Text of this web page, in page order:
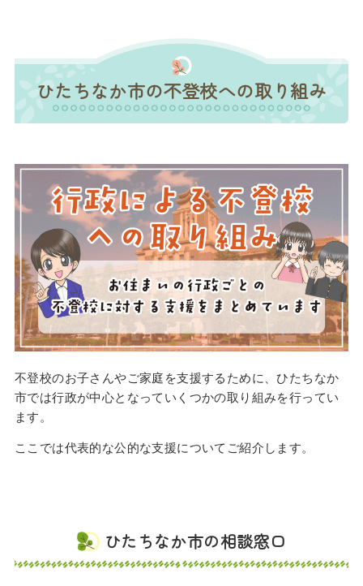
ひたちなか市の不登校への取り組み
不登校のお子さんやご家庭を支援するために、ひたちなか
市では行政が中心となっていくつかの取り組みを行ってい
ます。
ここでは代表的な公的な支援についてご紹介します。
ひたちなか市の相談窓口